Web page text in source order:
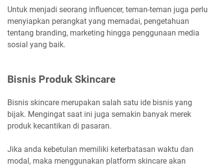
Untuk menjadi seorang influencer, teman-teman juga perlu
menyiapkan perangkat yang memadai, pengetahuan
tentang branding, marketing hingga penggunaan media
sosial yang baik.
Bisnis Produk Skincare
Bisnis skincare merupakan salah satu ide bisnis yang
bijak. Mengingat saat ini juga semakin banyak merek
produk kecantikan di pasaran.
Jika anda kebetulan memiliki keterbatasan waktu dan
modal, maka menggunakan platform skincare akan